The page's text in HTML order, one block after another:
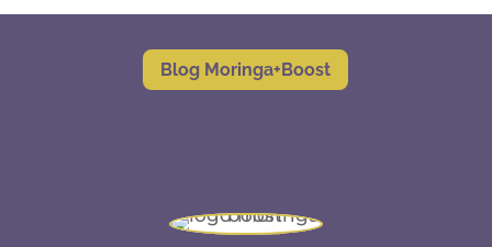
Blog Moringa+Boost